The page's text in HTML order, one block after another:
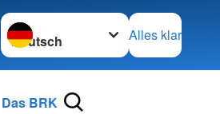
Sprache wechseln zu
Alles klar
Das BRK